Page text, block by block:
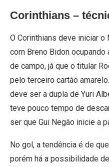
Corinthians –
O Corinthians deve iniciar
com Breno Bidon ocupando
de campo, já que o titular
pelo terceiro cartão
deve ser a dupla de Yuri
teve pouco tempo de
ser que Gui Negão inicie a
No gol, a tendência é de
porém há a possibilidade